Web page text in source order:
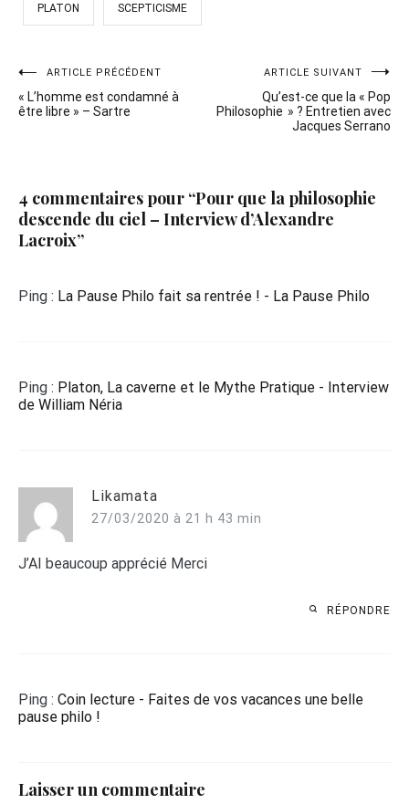
PLATON SCEPTICISME
Navigation
de
ARTICLE PRÉCÉDENT
« L’homme est condamné à
être libre » – Sartre
ARTICLE SUIVANT
Qu’est-ce que la « Pop
Philosophie » ? Entretien avec
Jacques Serrano
4 commentaires pour “Pour que la philosophie
descende du ciel – Interview d’Alexandre
Lacroix”
Ping : La Pause Philo fait sa rentrée ! - La Pause Philo
Ping : Platon, La caverne et le Mythe Pratique - Interview
de William Néria
Likamata
27/03/2020 à 21 h 43 min
J’AI beaucoup apprécié Merci
RÉPONDRE
Ping : Coin lecture - Faites de vos vacances une belle
pause philo !
Laisser un commentaire